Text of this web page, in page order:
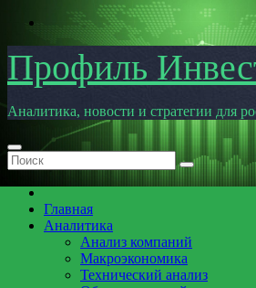
Перейти
содержимому
Профиль
Аналитика, новости и стратегии для
Главная
Аналитика
Анализ компаний
Макроэкономика
Технический анализ